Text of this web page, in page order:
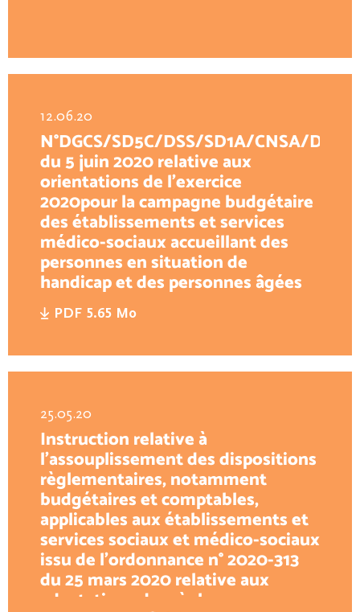
12.06.20
N°DGCS/SD5C/DSS/SD1A/CNSA/
du 5 juin 2020 relative aux
orientations de l’exercice
2020pour la campagne budgétaire
des établissements et services
médico-sociaux accueillant des
personnes en situation de
handicap et des personnes âgées
PDF 5.65 Mo
25.05.20
Instruction relative à
l’assouplissement des dispositions
règlementaires, notamment
budgétaires et comptables,
applicables aux établissements et
services sociaux et médico-sociaux
issu de l’ordonnance n° 2020-313
du 25 mars 2020 relative aux
adaptations des règles